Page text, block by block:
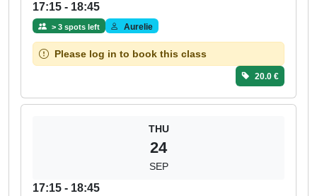
17:15 - 18:45
> 3 spots left Aurelie
Please log in to book this class
20.0 €
THU
24
SEP
17:15 - 18:45